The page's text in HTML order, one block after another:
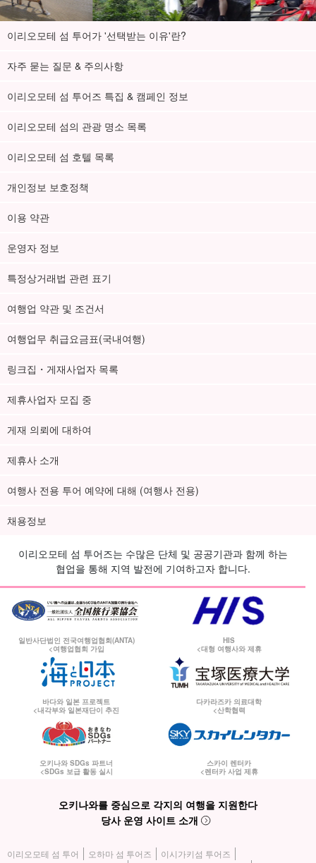
이리오모테 섬 투어가 '선택받는 이유'란?
자주 묻는 질문 & 주의사항
이리오모테 섬 투어즈 특집 & 캠페인 정보
이리오모테 섬의 관광 명소 목록
이리오모테 섬 호텔 목록
개인정보 보호정책
이용 약관
운영자 정보
특정상거래법 관련 표기
여행업 약관 및 조건서
여행업무 취급요금표(국내여행)
링크집・게재사업자 목록
제휴사업자 모집 중
게재 의뢰에 대하여
제휴사 소개
여행사 전용 투어 예약에 대해 (여행사 전용)
채용정보
이리오모테 섬 투어즈는 수많은 단체 및 공공기관과 함께 하는
협업을 통해 지역 발전에 기여하고자 합니다.
일반사단법인 전국여행업협회(ANTA)
<여행업협회 가입
HIS
<대형 여행사와 제휴
바다와 일본 프로젝트
<내각부와 일본재단이 추진
다카라즈카 의료대학
<산학협력
오키나와 SDGs 파트너
<SDGs 보급 활동 실시
스카이 렌터카
<렌터카 사업 제휴
오키나와를 중심으로 각지의 여행을 지원한다
당사 운영 사이트 소개
이리오모테 섬 투어 오하마 섬 투어즈
이시가키섬 투어즈